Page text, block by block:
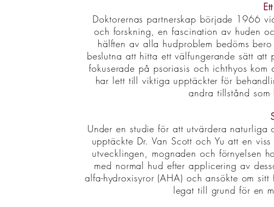
Doktorernas partnerskap började 1966
och forskning, en fascination av huden
hälften av alla hudproblem bedöms
beslutna att hitta ett välfungerande sätt
fokuserade på psoriasis och ichthyos
har lett till viktiga upptäckter för
andra tillstånd som
Under en studie för att utvärdera naturliga
upptäckte Dr. Van Scott och Yu att en
utvecklingen, mognaden och förnyelsen
med normal hud efter applicering av
alfa-hydroxisyror (AHA) och ansökte om
legat till grund för en